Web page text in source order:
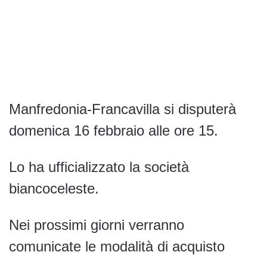
Manfredonia-Francavilla si disputerà
domenica 16 febbraio alle ore 15.
Lo ha ufficializzato la società
biancoceleste.
Nei prossimi giorni verranno
comunicate le modalità di acquisto